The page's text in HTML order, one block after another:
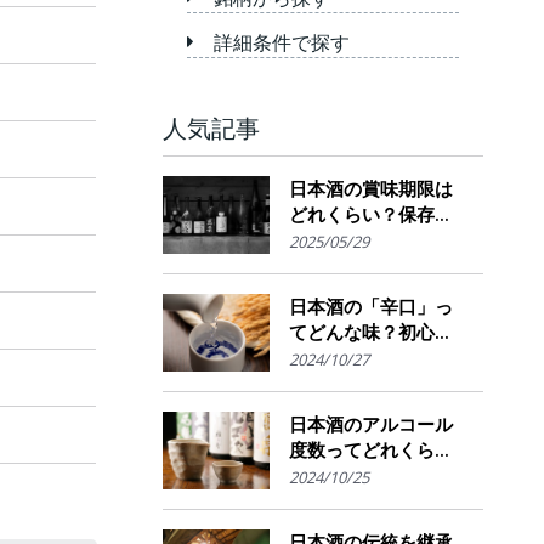
詳細条件で探す
人気記事
日本酒の賞味期限は
どれくらい？保存場
所のポイント
2025/05/29
日本酒の「辛口」っ
てどんな味？初心者
でも楽しめるその魅
2024/10/27
日本酒のアルコール
度数ってどれくら
い？特徴や度数の秘
2024/10/25